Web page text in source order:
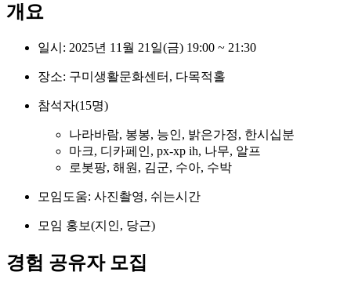
개요
일시: 2025년 11월 21일(금) 19:00 ~ 21:30
장소: 구미생활문화센터, 다목적홀
참석자(15명)
나라바람, 봉봉, 능인, 밝은가정, 한시십분
마크, 디카페인, px-xp ih, 나무, 알프
로봇팡, 해원, 김군, 수아, 수박
모임도움: 사진촬영, 쉬는시간
모임 홍보(지인, 당근)
경험 공유자 모집